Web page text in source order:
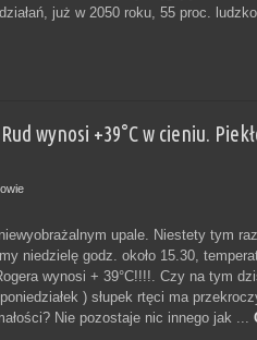
już w 2050 roku, 55 proc.
wynosi +39°C w cieniu.
upale. Niestety tym
niedzielę godz. około 15.30,
wynosi + 39°C!!!!. Czy na tym
) słupek rtęci ma
Nie pozostaje nic innego jak ...